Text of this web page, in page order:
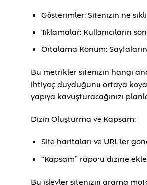
Gösterimler: Sitenizin ne
Tıklamalar: Kullanıcıların
Ortalama Konum:
Bu metrikler sitenizin hangi
ihtiyaç duyduğunu ortaya
yapıya kavuşturacağınızı
Dizin Oluşturma ve Kapsam:
Site haritaları ve URL’ler
“Kapsam” raporu dizine
Bu işlevler sitenizin arama